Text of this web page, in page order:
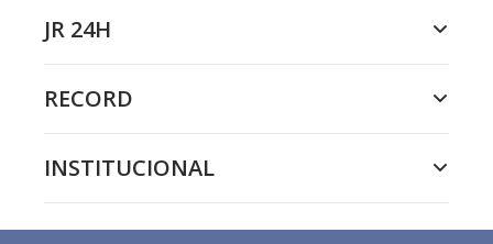
JR 24H
RECORD
INSTITUCIONAL